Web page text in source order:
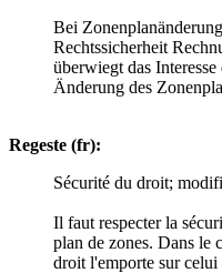
Bei
Rechtssicherheit
überwiegt das
Änderung des
Regeste (fr):
Sécurité du droit;
Il faut respecter la
plan de zones. Dans le
droit l'emporte sur